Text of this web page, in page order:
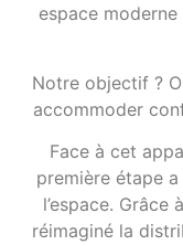
espace
Notre objectif ?
accommoder
Face à cet
première étape
l’espace.
réimaginé la